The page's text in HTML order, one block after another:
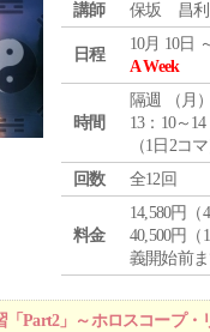
講師 保坂 昌利
日程
10月 10日
A Week
時間
隔週 （ 月 ）
13：10～
（1日2コ
回数
全12回
料金
14,580円
40,500円
義開始前ま
「Part2」～ホロスコープ